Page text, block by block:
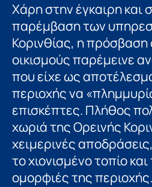
Χάρη στην έγκαιρη και
παρέμβαση των
Κορινθίας, η πρόσβαση
οικισμούς παρέμεινε
που είχε ως
περιοχής να
επισκέπτες. Πλήθος
χωριά της Ορεινής
χειμερινές
το χιονισμένο τοπίο
ομορφιές της περιοχής.